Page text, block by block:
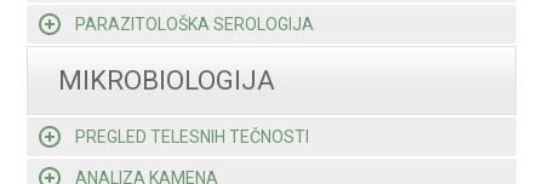
PARAZITOLOŠKA SEROLOGIJA
MIKROBIOLOGIJA
PREGLED TELESNIH TEČNOSTI
ANALIZA KAMENA